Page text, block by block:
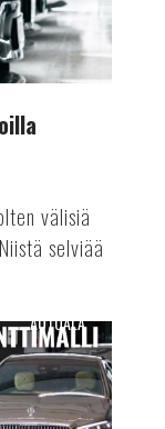
välisiä
selviää
AUTOALA